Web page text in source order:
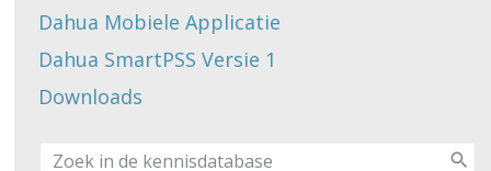
Dahua Mobiele Applicatie
Dahua SmartPSS Versie 1
Downloads